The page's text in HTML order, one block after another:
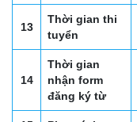
13
Thời gian thi
tuyển
14
Thời gian
nhận form
đăng ký từ